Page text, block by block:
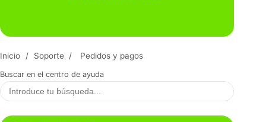
Inicio / Soporte / Pedidos y pagos
Buscar en el centro de ayuda